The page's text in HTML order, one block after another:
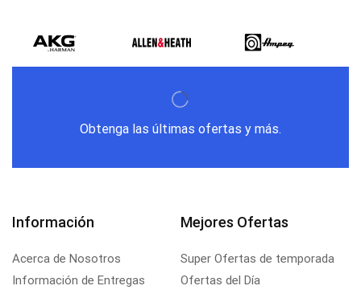
Obtenga las últimas ofertas y más.
Información
Acerca de Nosotros
Información de Entregas
Mejores Ofertas
Super Ofertas de temporada
Ofertas del Día